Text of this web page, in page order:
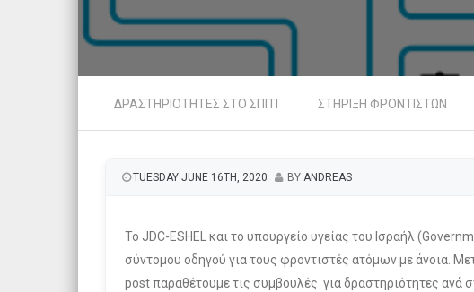
Menu
ΔΡΑΣΤΗΡΙΟΤΗΤΕΣ ΣΤΟ ΣΠΙΤΙ
ΣΤΗΡΙΞΗ ΦΡΟΝΤΙΣΤΩΝ
TUESDAY JUNE 16TH, 2020 BY ANDREAS
Το JDC-ESHEL και το υπουργείο υγείας του Ισραήλ
σύντομου οδηγού για τους φροντιστές ατόμων με άνοια.
post παραθέτουμε τις συμβουλές για δραστηριότητες ανά